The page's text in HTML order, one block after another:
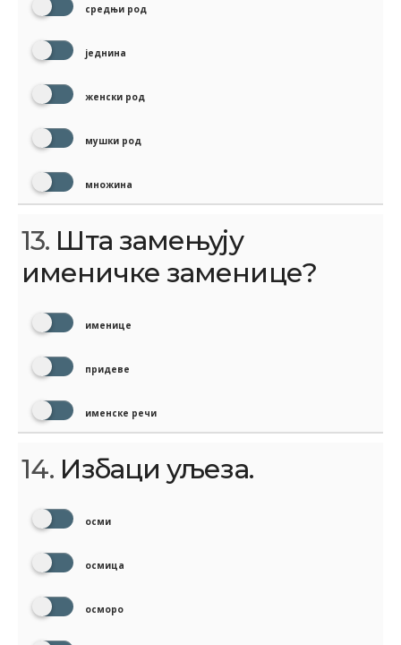
средњи род
једнина
женски род
мушки род
множина
13. Шта замењују
именичке заменице?
именице
придеве
именске речи
14. Избаци уљеза.
осми
осмица
осморо